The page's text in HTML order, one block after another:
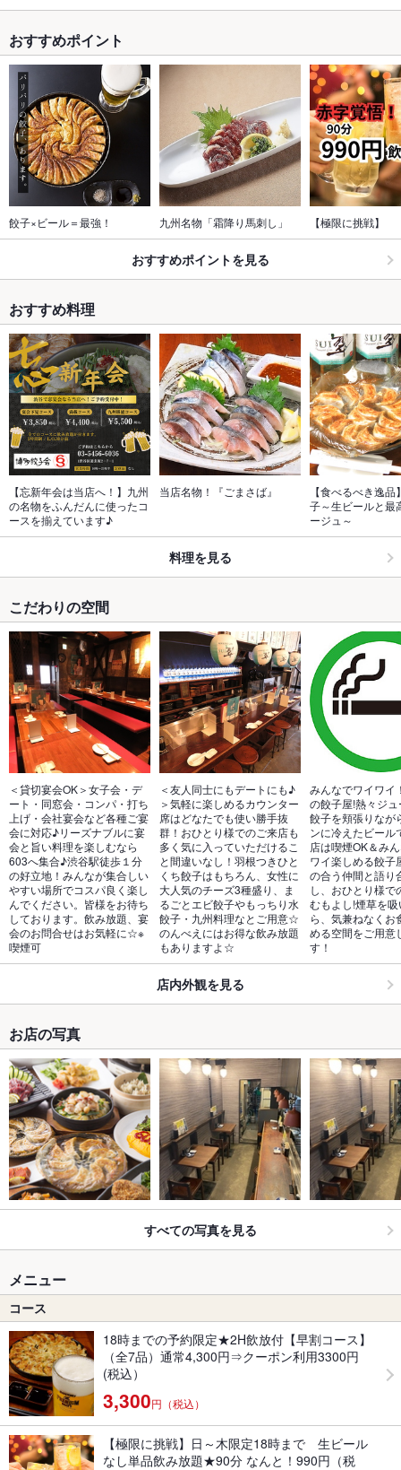
おすすめポイント
餃子×ビール＝最強！ 九州名物「霜降り馬刺し」 【極限に挑戦】
おすすめポイントを見る
おすすめ料理
【忘新年会は当店へ！】九州
の名物をふんだんに使ったコ
ースを揃えています♪
当店名物！『ごまさば』
【食べるべき逸
子～生ビールと最
ージュ～
料理を見る
こだわりの空間
＜貸切宴会OK＞女子会・デ
ート・同窓会・コンパ・打ち
上げ・会社宴会など各種ご宴
会に対応♪リーズナブルに宴
会と旨い料理を楽しむなら
603へ集合♪渋谷駅徒歩１分
の好立地！みんなが集合しい
やすい場所でコスパ良く楽し
んでください。皆様をお待ち
しております。飲み放題、宴
会のお問合せはお気軽に☆※
喫煙可
＜友人同士にもデートにも♪
＞気軽に楽しめるカウンター
席はどなたでも使い勝手抜
群！おひとり様でのご来店も
多く気に入っていただけるこ
と間違いなし！羽根つきひと
くち餃子はもちろん、女性に
大人気のチーズ3種盛り、ま
るごとエビ餃子やもっちり水
餃子・九州料理なとご用意☆
のんべえにはお得な飲み放題
もありますよ☆
みんなでワイワイ
の餃子屋!熱々ジ
餃子を頬張りなが
ンに冷えたビール
店は喫煙OK＆み
ワイ楽しめる餃子
の合う仲間と語り
し、おひとり様で
むもよし!煙草を
ら、気兼ねなくお
める空間をご用意
す！
店内外観を見る
お店の写真
すべての写真を見る
メニュー
コース
18時までの予約限定★2H飲放付【早割コース】
（全7品）通常4,300円⇒クーポン利用3300円
(税込）
3,300円（税込）
【極限に挑戦】日～木限定18時まで 生ビール
なし単品飲み放題★90分 なんと！990円（税